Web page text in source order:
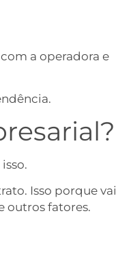
a operadora e
Isso porque vai
outros fatores.